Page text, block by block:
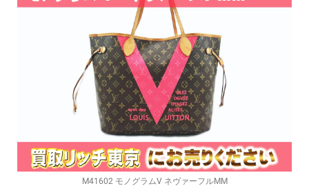
M41602 モノグラムV ネヴァーフルMM